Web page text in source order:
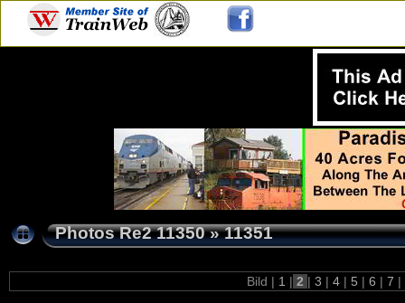
Photos Re2 11350»11351
Bild | 1 | 2 | 3 | 4 | 5 | 6 | 7 |